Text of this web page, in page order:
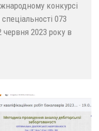
конкурсі
073
2023 року в